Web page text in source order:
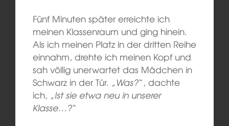
Fünf Minuten später erreichte ich
meinen Klassenraum und ging hinein.
Als ich meinen Platz in der dritten Reihe
einnahm, drehte ich meinen Kopf und
sah völlig unerwartet das Mädchen in
Schwarz in der Tür. „Was?“, dachte
ich, „Ist sie etwa neu in unserer
Klasse…?“